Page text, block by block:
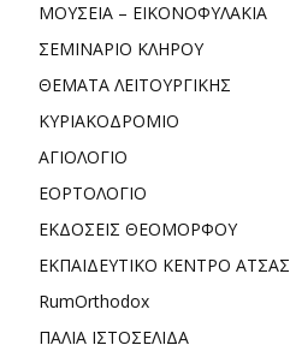
ΜΟΥΣΕΙΑ – ΕΙΚΟΝΟΦΥΛΑΚΙΑ
ΣΕΜΙΝΑΡΙΟ ΚΛΗΡΟΥ
ΘΕΜΑΤΑ ΛΕΙΤΟΥΡΓΙΚΗΣ
ΚΥΡΙΑΚΟΔΡΟΜΙΟ
ΑΓΙΟΛΟΓΙΟ
ΕΟΡΤΟΛΟΓΙΟ
ΕΚΔΟΣΕΙΣ ΘΕΟΜΟΡΦΟΥ
ΕΚΠΑΙΔΕΥΤΙΚΟ ΚΕΝΤΡΟ ΑΤΣΑΣ
RumOrthodox
ΠΑΛΙΑ ΙΣΤΟΣΕΛΙΔΑ